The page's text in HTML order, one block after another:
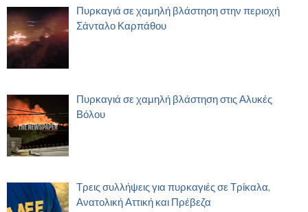
Πυρκαγιά σε χαμηλή βλάστηση στην περιοχή
Σάνταλο Καρπάθου
Πυρκαγιά σε χαμηλή βλάστηση στις Αλυκές
Βόλου
Τρεις συλλήψεις για πυρκαγιές σε Τρίκαλα,
Ανατολική Αττική και Πρέβεζα